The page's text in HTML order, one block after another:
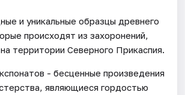
и уникальные образцы древнего
происходят из захоронений,
территории Северного Прикаспия.
- бесценные произведения
являющиеся гордостью